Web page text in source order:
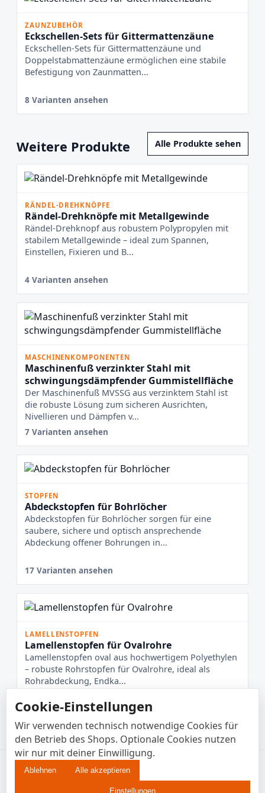
ZAUNZUBEHÖR
Eckschellen-Sets für Gittermattenzäune
Eckschellen-Sets für Gittermattenzäune und
Doppelstabmattenzäune ermöglichen eine stabile
Befestigung von Zaunmatten...
8 Varianten ansehen
Weitere Produkte Alle Produkte sehen
RÄNDEL-DREHKNÖPFE
Rändel-Drehknöpfe mit Metallgewinde
Rändel-Drehknopf aus robustem Polypropylen mit
stabilem Metallgewinde – ideal zum Spannen,
Einstellen, Fixieren und B...
4 Varianten ansehen
MASCHINENKOMPONENTEN
Maschinenfuß verzinkter Stahl mit
schwingungsdämpfender Gummistellfläche
Der Maschinenfuß MVSSG aus verzinktem Stahl ist
die robuste Lösung zum sicheren Ausrichten,
Nivellieren und Dämpfen v...
7 Varianten ansehen
STOPFEN
Abdeckstopfen für Bohrlöcher
Abdeckstopfen für Bohrlöcher sorgen für eine
saubere, sichere und optisch ansprechende
Abdeckung offener Bohrungen in...
17 Varianten ansehen
LAMELLENSTOPFEN
Lamellenstopfen für Ovalrohre
Lamellenstopfen oval aus hochwertigem Polyethylen
– robuste Rohrstopfen für Ovalrohre, ideal als
Rohrabdeckung, Endka...
6 Varianten ansehen
© 2026 Enkotrade B2B • EUR
Impressum
Cookie-Einstellungen
Wir verwenden technisch notwendige Cookies für
den Betrieb des Shops. Optionale Cookies nutzen
wir nur mit deiner Einwilligung.
Ablehnen Alle akzeptieren
Einstellungen